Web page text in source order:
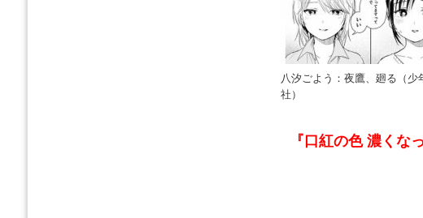
八汐ごよう：夜鷹、廻る（少
社）
『口紅の色 濃くな